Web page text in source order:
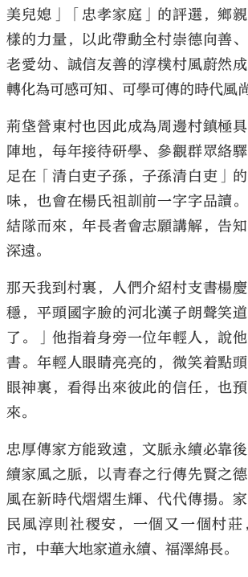
美兒媳」「忠孝家庭」的評選，鄉
樣的力量，以此帶動全村崇德向善
老愛幼、誠信友善的淳樸村風蔚然
轉化為可感可知、可學可傳的時代風尚
荊垡營東村也因此成為周邊村鎮極
陣地，每年接待研學、參觀群眾絡
足在「清白吏子孫，子孫清白吏」
味，也會在楊氏祖訓前一字字品讀
結隊而來，年長者會志願講解，告
深遠。
那天我到村裏，人們介紹村支書楊
穩，平頭國字臉的河北漢子朗聲笑
了。」他指着身旁一位年輕人，說
書。年輕人眼睛亮亮的，微笑着點
眼神裏，看得出來彼此的信任，也
來。
忠厚傳家方能致遠，文脈永續必靠
續家風之脈，以青春之行傳先賢之
風在新時代熠熠生輝、代代傳揚。家
民風淳則社稷安，一個又一個村
市，中華大地家道永續、福澤綿長。